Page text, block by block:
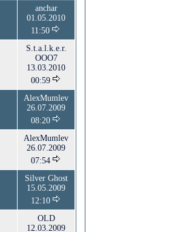
anchar
01.05.2010
11:50
S.t.a.l.k.e.r.
ООО7
13.03.2010
00:59
AlexMumlev
26.07.2009
08:20
AlexMumlev
26.07.2009
07:54
Silver Ghost
15.05.2009
12:10
OLD
12.03.2009